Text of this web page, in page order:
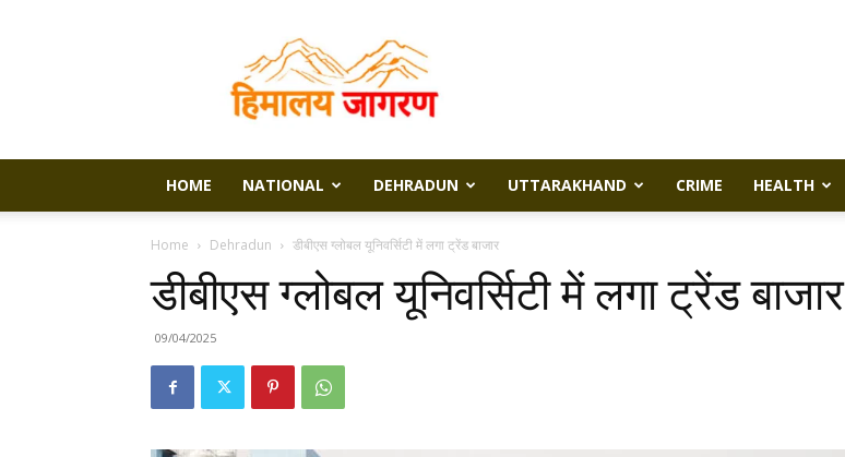
Himalaya
Jagran
HOME NATIONAL DEHRADUN UTTARAKHAND CRIME HEALTH
Home Dehradun डीबीएस ग्लोबल यूनिवर्सिटी में लगा ट्रेंड बाजार
डीबीएस ग्लोबल यूनिवर्सिटी में लगा ट्रेंड बाजार
09/04/2025